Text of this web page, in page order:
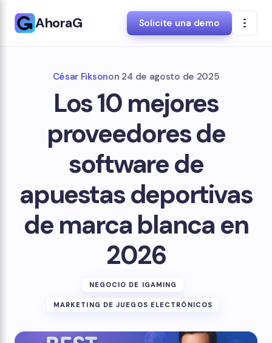
AhoraG Solicite una demo
César Fiksonon 24 de agosto de 2025
Los 10 mejores
proveedores de
software de
apuestas deportivas
de marca blanca en
2026
NEGOCIO DE IGAMING
MARKETING DE JUEGOS ELECTRÓNICOS